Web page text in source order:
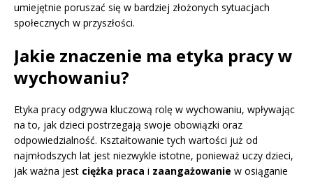
umiejętnie poruszać się w bardziej złożonych sytuacjach
społecznych w przyszłości.
Jakie znaczenie ma etyka pracy w
wychowaniu?
Etyka pracy odgrywa kluczową rolę w wychowaniu, wpływając
na to, jak dzieci postrzegają swoje obowiązki oraz
odpowiedzialność. Kształtowanie tych wartości już od
najmłodszych lat jest niezwykle istotne, ponieważ uczy dzieci,
jak ważna jest ciężka praca i zaangażowanie w osiąganie